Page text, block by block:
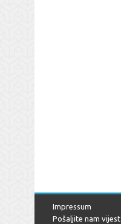
Impressum
Pošaljite nam vijest